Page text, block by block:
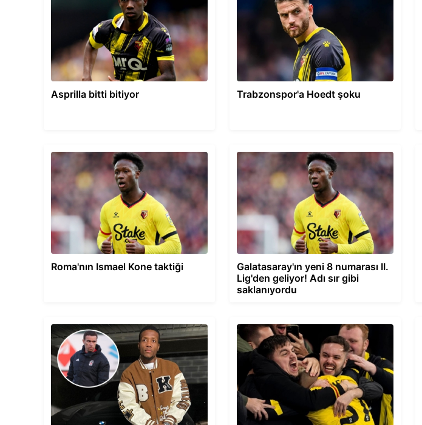
Asprilla bitti bitiyor Trabzonspor'a Hoedt şoku
Roma'nın Ismael Kone taktiği
Galatasaray'ın yeni 8 numarası II.
Lig'den geliyor! Adı sır gibi
saklanıyordu